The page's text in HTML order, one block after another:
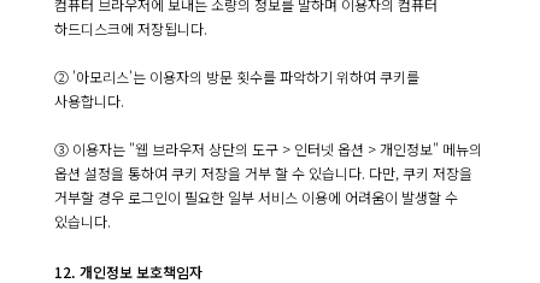
컴퓨터 브라우저에 보내는 소량의 정보를 말하며 이용자의 컴퓨터
하드디스크에 저장됩니다.
② '아모리스'는 이용자의 방문 횟수를 파악하기 위하여 쿠키를
사용합니다.
③ 이용자는 "웹 브라우저 상단의 도구 > 인터넷 옵션 > 개인정보" 메뉴의
옵션 설정을 통하여 쿠키 저장을 거부 할 수 있습니다. 다만, 쿠키 저장을
거부할 경우 로그인이 필요한 일부 서비스 이용에 어려움이 발생할 수
있습니다.
12. 개인정보 보호책임자